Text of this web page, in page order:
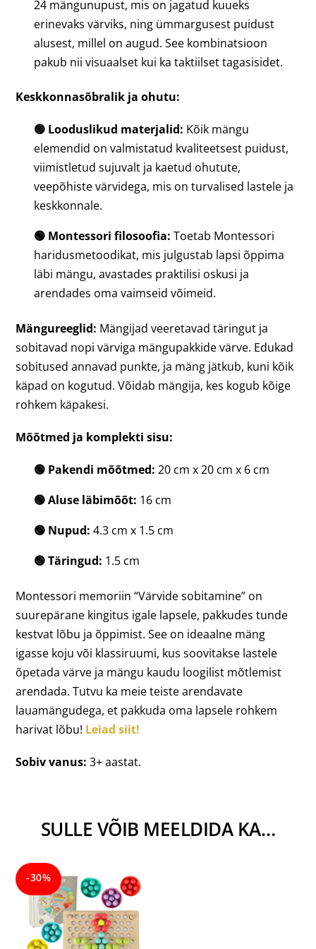
24 mängunupust, mis on jagatud kuueks
erinevaks värviks, ning ümmargusest puidust
alusest, millel on augud. See kombinatsioon
pakub nii visuaalset kui ka taktiilset tagasisidet.
Keskkonnasõbralik ja ohutu:
🟢 Looduslikud materjalid: Kõik mängu
elemendid on valmistatud kvaliteetsest puidust,
viimistletud sujuvalt ja kaetud ohutute,
veepõhiste värvidega, mis on turvalised lastele ja
keskkonnale.
🟢 Montessori filosoofia: Toetab Montessori
haridusmetoodikat, mis julgustab lapsi õppima
läbi mängu, avastades praktilisi oskusi ja
arendades oma vaimseid võimeid.
Mängureeglid: Mängijad veeretavad täringut ja
sobitavad nopi värviga mängupakkide värve. Edukad
sobitused annavad punkte, ja mäng jätkub, kuni kõik
käpad on kogutud. Võidab mängija, kes kogub kõige
rohkem käpakesi.
Mõõtmed ja komplekti sisu:
🟢 Pakendi mõõtmed: 20 cm x 20 cm x 6 cm
🟢 Aluse läbimõõt: 16 cm
🟢 Nupud: 4.3 cm x 1.5 cm
🟢 Täringud: 1.5 cm
Montessori memoriin “Värvide sobitamine” on
suurepärane kingitus igale lapsele, pakkudes tunde
kestvat lõbu ja õppimist. See on ideaalne mäng
igasse koju või klassiruumi, kus soovitakse lastele
õpetada värve ja mängu kaudu loogilist mõtlemist
arendada. Tutvu ka meie teiste arendavate
lauamängudega, et pakkuda oma lapsele rohkem
harivat lõbu! Leiad siit!
Sobiv vanus: 3+ aastat.
SULLE VÕIB MEELDIDA KA…
-30%